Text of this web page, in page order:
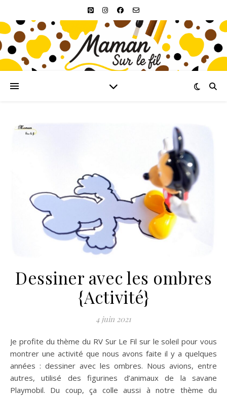
Dessiner avec les ombres
{Activité}
4 juin 2021
Je profite du thème du RV Sur Le Fil sur le soleil pour vous
montrer une activité que nous avons faite il y a quelques
années : dessiner avec les ombres. Nous avions, entre
autres, utilisé des figurines d’animaux de la savane
Playmobil. Du coup, ça colle aussi à notre thème du